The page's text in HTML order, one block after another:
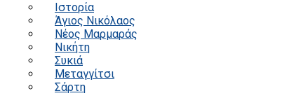
Ιστορία
Άγιος Νικόλαος
Νέος Μαρμαράς
Νικήτη
Συκιά
Μεταγγίτσι
Σάρτη